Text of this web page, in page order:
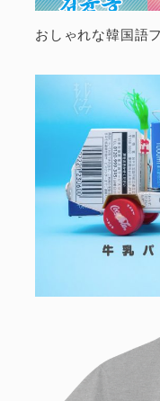
おしゃれな韓国語